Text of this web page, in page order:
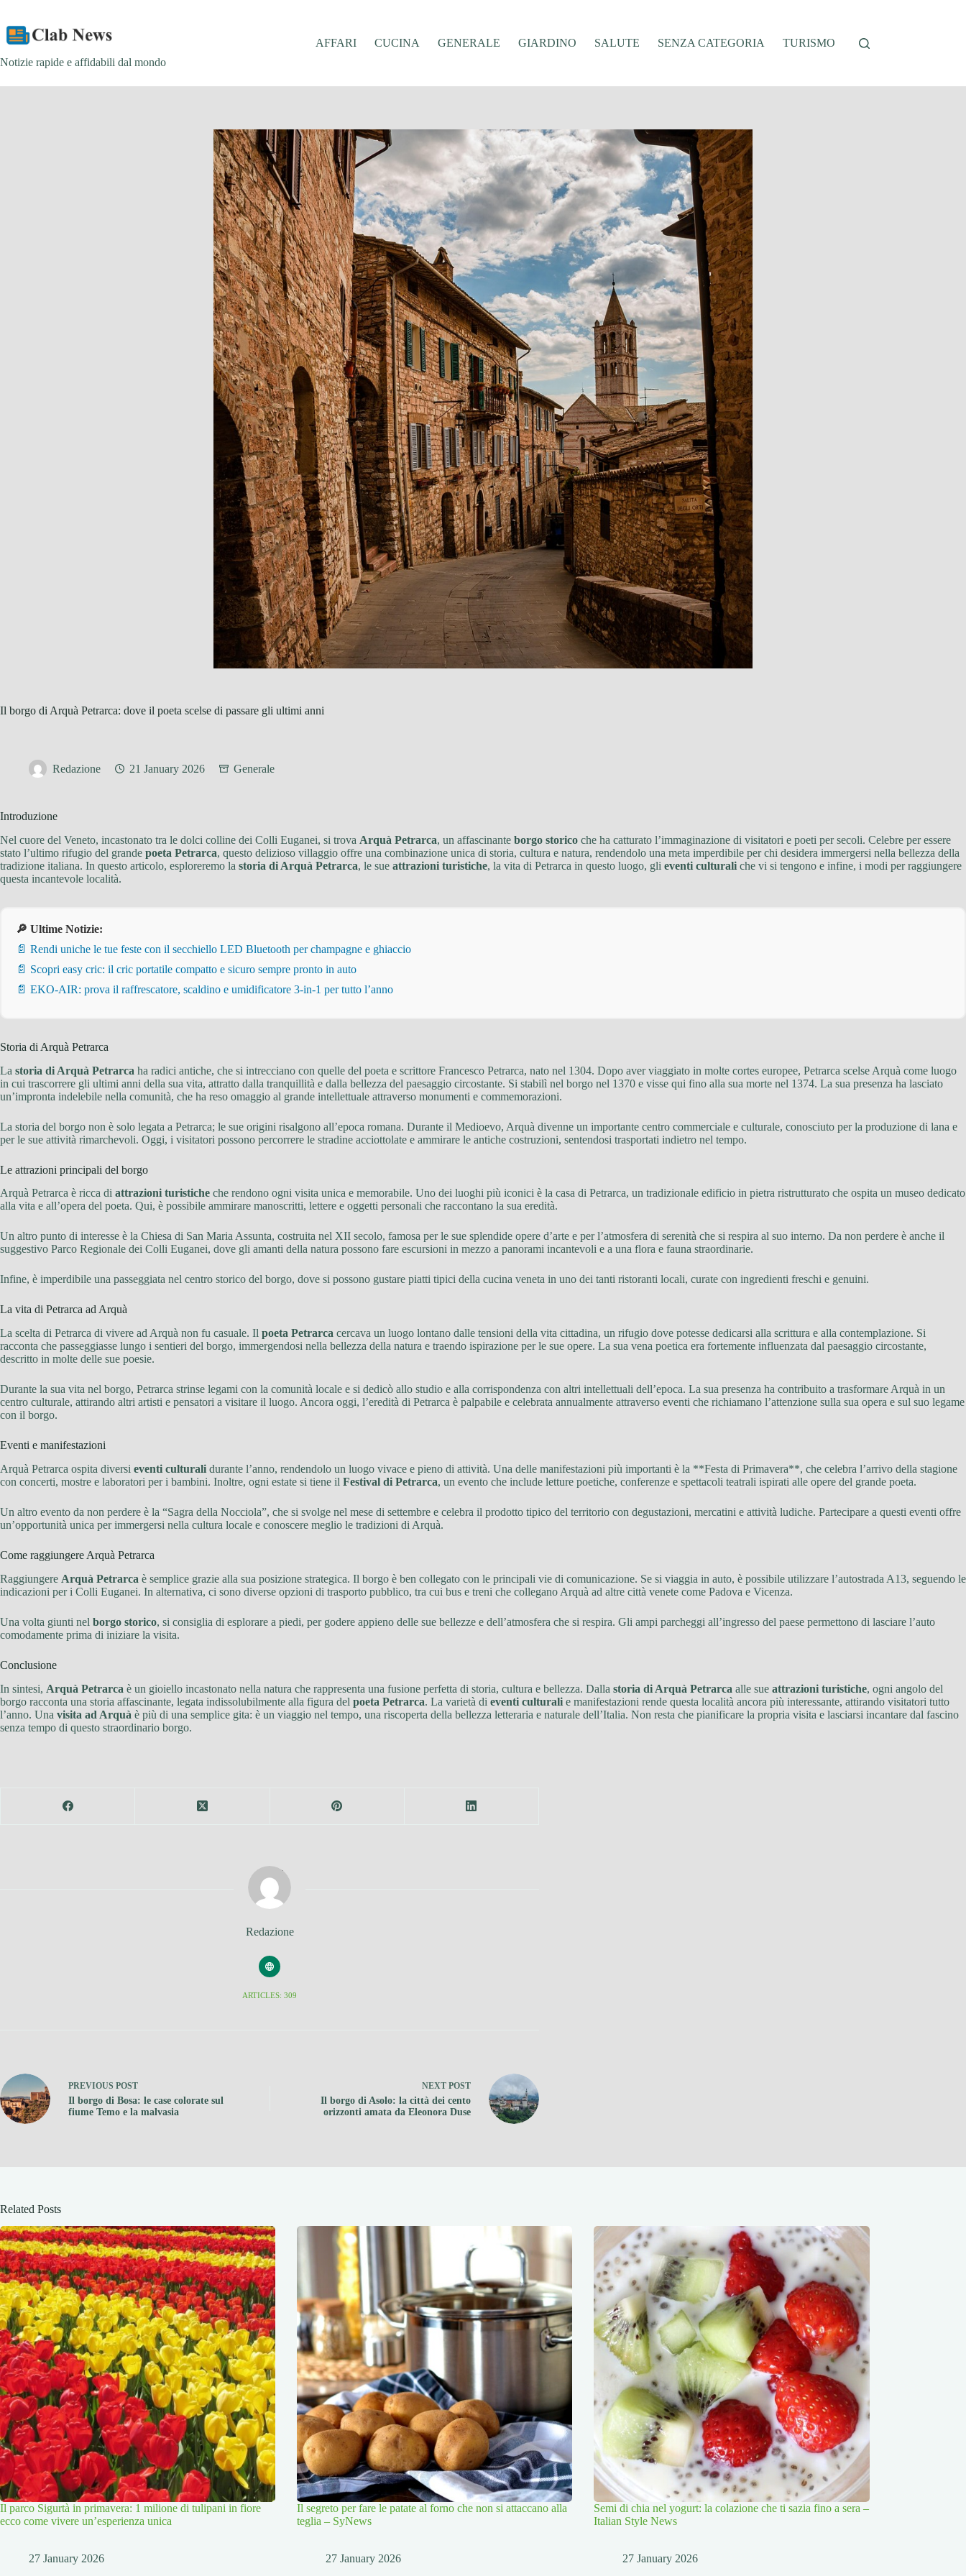
content
Notizie rapide e affidabili dal mondo
AFFARI CUCINA GENERALE GIARDINO SALUTE SENZA CATEGORIA TURISMO
Il borgo di Arquà Petrarca: dove il poeta scelse di passare gli ultimi anni
Redazione 21 January 2026 Generale
Introduzione
Nel cuore del Veneto, incastonato tra le dolci colline dei Colli Euganei, si trova Arquà Petrarca, un affascinante borgo storico che ha catturato l’immaginazione di visitatori e poeti per secoli. Celebre per essere
stato l’ultimo rifugio del grande poeta Petrarca, questo delizioso villaggio offre una combinazione unica di storia, cultura e natura, rendendolo una meta imperdibile per chi desidera immergersi nella bellezza della
tradizione italiana. In questo articolo, esploreremo la storia di Arquà Petrarca, le sue attrazioni turistiche, la vita di Petrarca in questo luogo, gli eventi culturali che vi si tengono e infine, i modi per raggiungere
questa incantevole località.
🔎 Ultime Notizie:
📄 Rendi uniche le tue feste con il secchiello LED Bluetooth per champagne e ghiaccio
📄 Scopri easy cric: il cric portatile compatto e sicuro sempre pronto in auto
📄 EKO-AIR: prova il raffrescatore, scaldino e umidificatore 3-in-1 per tutto l’anno
Storia di Arquà Petrarca
La storia di Arquà Petrarca ha radici antiche, che si intrecciano con quelle del poeta e scrittore Francesco Petrarca, nato nel 1304. Dopo aver viaggiato in molte cortes europee, Petrarca scelse Arquà come luogo
in cui trascorrere gli ultimi anni della sua vita, attratto dalla tranquillità e dalla bellezza del paesaggio circostante. Si stabilì nel borgo nel 1370 e visse qui fino alla sua morte nel 1374. La sua presenza ha lasciato
un’impronta indelebile nella comunità, che ha reso omaggio al grande intellettuale attraverso monumenti e commemorazioni.
La storia del borgo non è solo legata a Petrarca; le sue origini risalgono all’epoca romana. Durante il Medioevo, Arquà divenne un importante centro commerciale e culturale, conosciuto per la produzione di lana e
per le sue attività rimarchevoli. Oggi, i visitatori possono percorrere le stradine acciottolate e ammirare le antiche costruzioni, sentendosi trasportati indietro nel tempo.
Le attrazioni principali del borgo
Arquà Petrarca è ricca di attrazioni turistiche che rendono ogni visita unica e memorabile. Uno dei luoghi più iconici è la casa di Petrarca, un tradizionale edificio in pietra ristrutturato che ospita un museo dedicato
alla vita e all’opera del poeta. Qui, è possibile ammirare manoscritti, lettere e oggetti personali che raccontano la sua eredità.
Un altro punto di interesse è la Chiesa di San Maria Assunta, costruita nel XII secolo, famosa per le sue splendide opere d’arte e per l’atmosfera di serenità che si respira al suo interno. Da non perdere è anche il
suggestivo Parco Regionale dei Colli Euganei, dove gli amanti della natura possono fare escursioni in mezzo a panorami incantevoli e a una flora e fauna straordinarie.
Infine, è imperdibile una passeggiata nel centro storico del borgo, dove si possono gustare piatti tipici della cucina veneta in uno dei tanti ristoranti locali, curate con ingredienti freschi e genuini.
La vita di Petrarca ad Arquà
La scelta di Petrarca di vivere ad Arquà non fu casuale. Il poeta Petrarca cercava un luogo lontano dalle tensioni della vita cittadina, un rifugio dove potesse dedicarsi alla scrittura e alla contemplazione. Si
racconta che passeggiasse lungo i sentieri del borgo, immergendosi nella bellezza della natura e traendo ispirazione per le sue opere. La sua vena poetica era fortemente influenzata dal paesaggio circostante,
descritto in molte delle sue poesie.
Durante la sua vita nel borgo, Petrarca strinse legami con la comunità locale e si dedicò allo studio e alla corrispondenza con altri intellettuali dell’epoca. La sua presenza ha contribuito a trasformare Arquà in un
centro culturale, attirando altri artisti e pensatori a visitare il luogo. Ancora oggi, l’eredità di Petrarca è palpabile e celebrata annualmente attraverso eventi che richiamano l’attenzione sulla sua opera e sul suo legame
con il borgo.
Eventi e manifestazioni
Arquà Petrarca ospita diversi eventi culturali durante l’anno, rendendolo un luogo vivace e pieno di attività. Una delle manifestazioni più importanti è la **Festa di Primavera**, che celebra l’arrivo della stagione
con concerti, mostre e laboratori per i bambini. Inoltre, ogni estate si tiene il Festival di Petrarca, un evento che include letture poetiche, conferenze e spettacoli teatrali ispirati alle opere del grande poeta.
Un altro evento da non perdere è la “Sagra della Nocciola”, che si svolge nel mese di settembre e celebra il prodotto tipico del territorio con degustazioni, mercatini e attività ludiche. Partecipare a questi eventi offre
un’opportunità unica per immergersi nella cultura locale e conoscere meglio le tradizioni di Arquà.
Come raggiungere Arquà Petrarca
Raggiungere Arquà Petrarca è semplice grazie alla sua posizione strategica. Il borgo è ben collegato con le principali vie di comunicazione. Se si viaggia in auto, è possibile utilizzare l’autostrada A13, seguendo le
indicazioni per i Colli Euganei. In alternativa, ci sono diverse opzioni di trasporto pubblico, tra cui bus e treni che collegano Arquà ad altre città venete come Padova e Vicenza.
Una volta giunti nel borgo storico, si consiglia di esplorare a piedi, per godere appieno delle sue bellezze e dell’atmosfera che si respira. Gli ampi parcheggi all’ingresso del paese permettono di lasciare l’auto
comodamente prima di iniziare la visita.
Conclusione
In sintesi, Arquà Petrarca è un gioiello incastonato nella natura che rappresenta una fusione perfetta di storia, cultura e bellezza. Dalla storia di Arquà Petrarca alle sue attrazioni turistiche, ogni angolo del
borgo racconta una storia affascinante, legata indissolubilmente alla figura del poeta Petrarca. La varietà di eventi culturali e manifestazioni rende questa località ancora più interessante, attirando visitatori tutto
l’anno. Una visita ad Arquà è più di una semplice gita: è un viaggio nel tempo, una riscoperta della bellezza letteraria e naturale dell’Italia. Non resta che pianificare la propria visita e lasciarsi incantare dal fascino
senza tempo di questo straordinario borgo.
Redazione
ARTICLES: 309
PREVIOUS POST
Il borgo di Bosa: le case colorate sul
fiume Temo e la malvasia
NEXT POST
Il borgo di Asolo: la città dei cento
orizzonti amata da Eleonora Duse
Related Posts
Il parco Sigurtà in primavera: 1 milione di tulipani in fiore
ecco come vivere un’esperienza unica
27 January 2026
Il segreto per fare le patate al forno che non si attaccano alla
teglia – SyNews
27 January 2026
Semi di chia nel yogurt: la colazione che ti sazia fino a sera –
Italian Style News
27 January 2026